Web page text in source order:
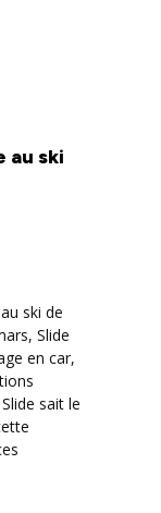
au ski
ski de
Slide
en car,
sait le